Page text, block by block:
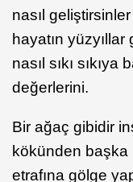
nasıl
hayatın yüzyıllar
nasıl sıkı
değerlerini.
Bir ağaç gibidir
kökünden başka
etrafına gölge